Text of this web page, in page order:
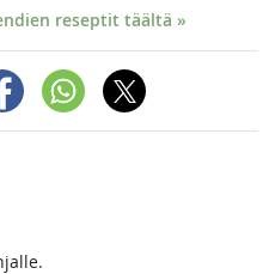
reseptit täältä »